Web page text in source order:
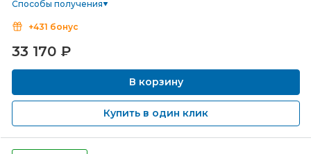
Способы получения
+431 бонус
33 170 ₽
В корзину
Купить в один клик